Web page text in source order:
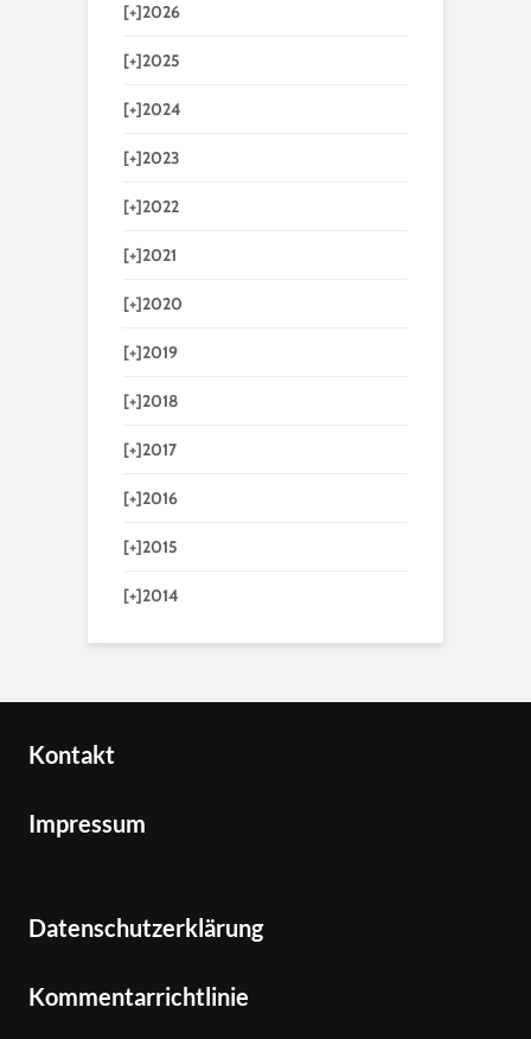
[+]2026
[+]2025
[+]2024
[+]2023
[+]2022
[+]2021
[+]2020
[+]2019
[+]2018
[+]2017
[+]2016
[+]2015
[+]2014
Kontakt
Impressum
Datenschutzerklärung
Kommentarrichtlinie